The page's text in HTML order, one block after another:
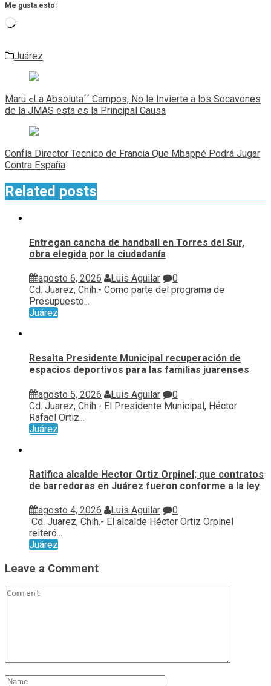
Me gusta esto:
Cargando...
Juárez
Navegación
de
entradas
Maru «La Absoluta´´ Campos, No le Invierte a los Socavones
de la JMAS esta es la Principal Causa
Confía Director Tecnico de Francia Que Mbappé Podrá Jugar
Contra España
Related posts
Entregan cancha de handball en Torres del Sur,
obra elegida por la ciudadanía
agosto 6, 2026 Luis Aguilar
0
Cd. Juarez, Chih.- Como parte del programa de
Presupuesto...
Juárez
Resalta Presidente Municipal recuperación de
espacios deportivos para las familias juarenses
agosto 5, 2026 Luis Aguilar
0
Cd. Juarez, Chih.- El Presidente Municipal, Héctor
Rafael Ortiz...
Juárez
Ratifica alcalde Hector Ortiz Orpinel; que contratos
de barredoras en Juárez fueron conforme a la ley
agosto 4, 2026 Luis Aguilar
0
Cd. Juarez, Chih.- El alcalde Héctor Ortiz Orpinel
reiteró...
Juárez
Leave a Comment